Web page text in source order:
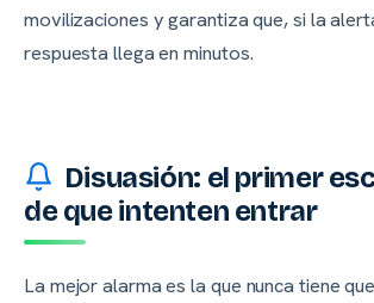
movilizaciones y garantiza que, si la
respuesta llega en minutos.
Disuasión: el primer
de que intenten entrar
La mejor alarma es la que nunca tiene